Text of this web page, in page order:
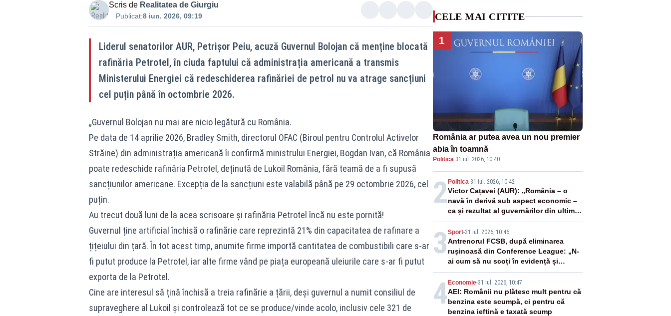
Scris de Realitatea de Giurgiu
Publicat:8 iun. 2026, 09:19
Liderul senatorilor AUR, Petrișor Peiu, acuză Guvernul Bolojan că menține blocată
rafinăria Petrotel, în ciuda faptului că administrația americană a transmis
Ministerului Energiei că redeschiderea rafinăriei de petrol nu va atrage sancțiuni
cel puțin până în octombrie 2026.
„Guvernul Bolojan nu mai are nicio legătură cu România.
Pe data de 14 aprilie 2026, Bradley Smith, directorul OFAC (Biroul pentru Controlul Activelor
Străine) din administrația americană îi confirmă ministrului Energiei, Bogdan Ivan, că România
poate redeschide rafinăria Petrotel, deținută de Lukoil România, fără teamă de a fi supusă
sancțiunilor americane. Excepția de la sancțiuni este valabilă până pe 29 octombrie 2026, cel
puțin.
Au trecut două luni de la acea scrisoare și rafinăria Petrotel încă nu este pornită!
Guvernul ține artificial închisă o rafinărie care reprezintă 21% din capacitatea de rafinare a
țițeiului din țară. În tot acest timp, anumite firme importă cantitatea de combustibili care s-ar
fi putut produce la Petrotel, iar alte firme vând pe piața europeană uleiurile care s-ar fi putut
exporta de la Petrotel.
Cine are interesul să țină închisă a treia rafinărie a țării, deși guvernul a numit consiliul de
supraveghere al Lukoil și controlează tot ce se produce/vinde acolo, inclusiv cele 321 de
CELE MAI CITITE
1
România ar putea avea un nou premier
abia în toamnă
Politica·31 iul. 2026, 10:40
2 Politica-31 iul. 2026, 10:42
Victor Cațavei (AUR): „România – o
navă în derivă sub aspect economic –
ca și rezultat al guvernărilor din ultimii
36 de ani”
3 Sport-31 iul. 2026, 10:46
Antrenorul FCSB, după eliminarea
rușinoasă din Conference League: „N-
ai cum să nu scoți în evidență și
lucrurile bune”
4 Economie-31 iul. 2026, 10:47
AEI: Românii nu plătesc mult pentru că
benzina este scumpă, ci pentru că
benzina ieftină e taxată scump